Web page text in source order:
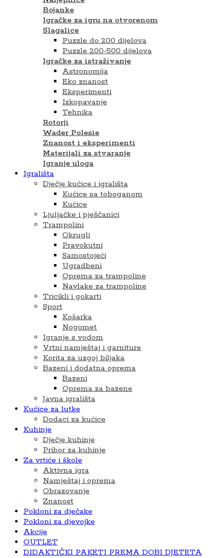
Bojanke
Igračke za igru na otvorenom
Slagalice
Puzzle do 200 dijelova
Puzzle 200-500 dijelova
Igračke za istraživanje
Astronomija
Eko znanost
Eksperimenti
Izkopavanje
Tehnika
Rotorji
Wader Polesie
Znanost i eksperimenti
Materijali za stvaranje
Igranje uloga
Igrališta
Dječje kućice i igrališta
Kućice sa toboganom
Kućice
Ljuljačke i pješčanici
Trampolini
Okrugli
Pravokutni
Samostojeći
Ugradbeni
Oprema za trampoline
Navlake za trampoline
Tricikli i gokarti
Sport
Košarka
Nogomet
Igranje s vodom
Vrtni namještaj i garniture
Korita za uzgoj biljaka
Bazeni i dodatna oprema
Bazeni
Oprema za bazene
Javna igrališta
Kućice za lutke
Dodaci za kućice
Kuhinje
Dječje kuhinje
Pribor za kuhinje
Za vrtiće i škole
Aktivna igra
Namještaj i oprema
Obrazovanje
Znanost
Pokloni za dječake
Pokloni za djevojke
Akcije
OUTLET
DIDAKTIČKI PAKETI PREMA DOBI DJETETA